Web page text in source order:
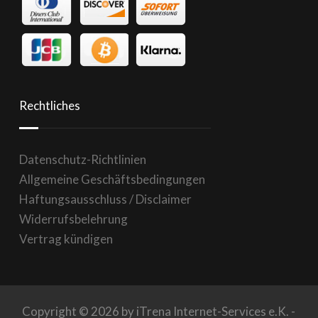
Rechtliches
Datenschutz-Richtlinien
Allgemeine Geschäftsbedingungen
Haftungsausschluss / Disclaimer
Widerrufsbelehrung
Vertrag kündigen
Copyright © 2026 by iTrena Internet-Services e.K. -